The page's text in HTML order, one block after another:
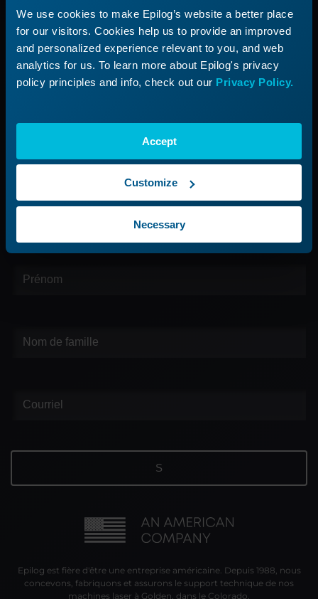
We use cookies to make Epilog’s website a better place
for our visitors. Cookies help us to provide an improved
and personalized experience relevant to you, and web
analytics for us. To learn more about Epilog's privacy
policy principles and info, check out our Privacy Policy.
Accept
Customize
Necessary
Assistance
Processus d'assistance
Soumettre un ticket
Trouvez votre représentant
Inscrivez-vous à notre newsletter
Epilog est fière d'être une entreprise américaine. Depuis 1988, nous
concevons, fabriquons et assurons le support technique de nos
machines laser à Golden, dans le Colorado.